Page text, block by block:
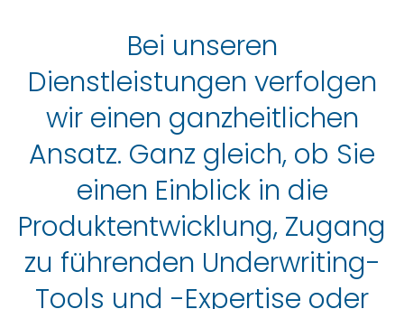
Bei unseren
Dienstleistungen verfolgen
wir einen ganzheitlichen
Ansatz. Ganz gleich, ob Sie
einen Einblick in die
Produktentwicklung, Zugang
zu führenden Underwriting-
Tools und -Expertise oder